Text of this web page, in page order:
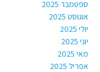
ספטמבר 2025
אוגוסט 2025
יולי 2025
יוני 2025
מאי 2025
אפריל 2025